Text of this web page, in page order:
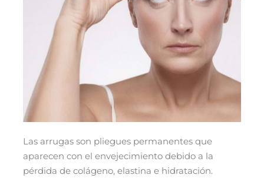
Las arrugas son pliegues permanentes que
aparecen con el envejecimiento debido a la
pérdida de colágeno, elastina e hidratación.